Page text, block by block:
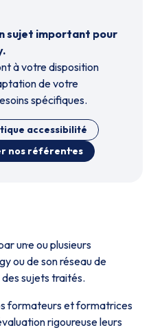
sujet important pour
à votre disposition
de votre
spécifiques.
accessibilité
nos référent·es
un·e ou plusieurs
ou de son réseau de
sujets traités.
formateurs et formatrices
rigoureuse leurs